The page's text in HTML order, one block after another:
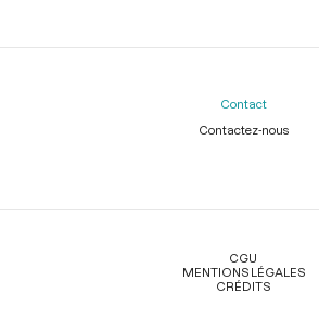
Contact
Contactez-nous
Légal
CGU
MENTIONS LÉGALES
CRÉDITS